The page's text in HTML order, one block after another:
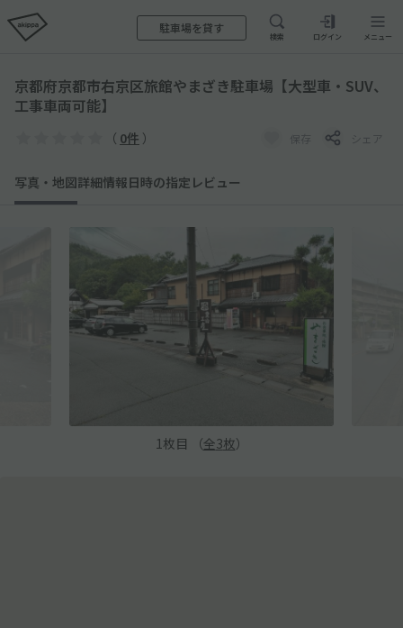
駐車場を貸す
検索 ログイン メニュー
京都府京都市右京区旅館やまざき駐車場【大型車・SUV、
工事車両可能】
（ 0件 ） 保存 シェア
写真・地図詳細情報日時の指定 レビュー
1 枚目 （全3枚）